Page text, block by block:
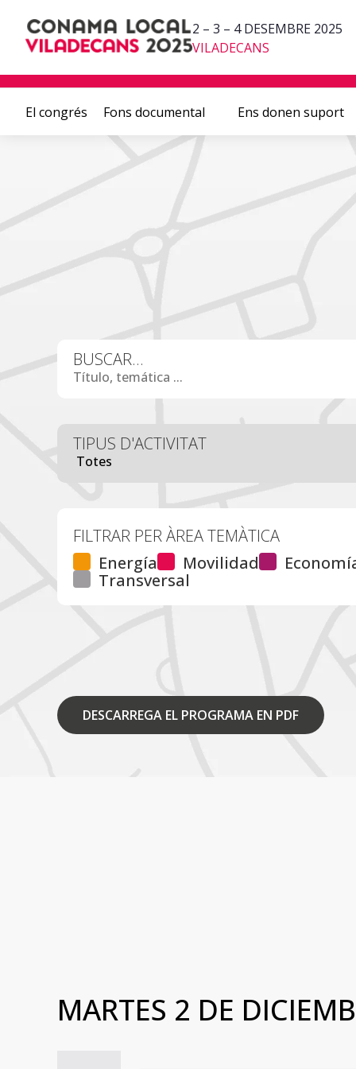
2 – 3 – 4 DESEMBRE 2025
VILADECANS
El congrés Fons documental Ens donen suport
BUSCAR...
TIPUS D'ACTIVITAT
FILTRAR PER ÀREA TEMÀTICA
Energía
Movilidad
Transversal
DESCARREGA EL PROGRAMA EN PDF
MARTES 2 DE